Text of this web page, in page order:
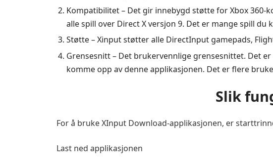
Kompatibilitet – Det gir innebygd støtte for Xbox
alle spill over Direct X versjon 9. Det er mange spill du
Støtte – Xinput støtter alle DirectInput gamepads,
Grensesnitt – Det brukervennlige grensesnittet. Det
komme opp av denne applikasjonen. Det er flere
Slik
For å bruke XInput Download-applikasjonen, er
Last ned applikasjonen